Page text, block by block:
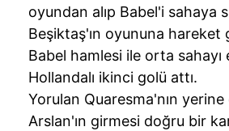
oyundan alıp Babel'i sahaya
Beşiktaş'ın oyununa hareket
Babel hamlesi ile orta sahayı
Hollandalı ikinci golü attı.
Yorulan Quaresma'nın
Arslan'ın girmesi doğru bir